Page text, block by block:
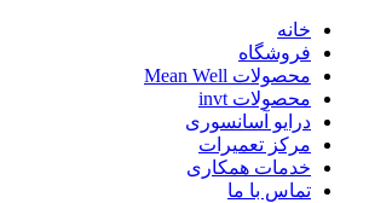
خانه
فروشگاه
محصولات Mean Well
محصولات invt
درایو آسانسوری
مرکز تعمیرات
خدمات همکاری
تماس با ما